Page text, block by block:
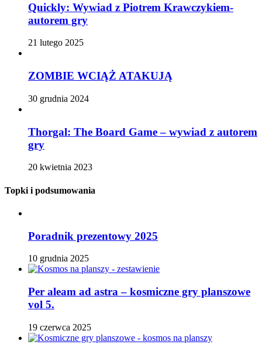
Quickly: Wywiad z Piotrem Krawczykiem-
autorem gry
21 lutego 2025
ZOMBIE WCIĄŻ ATAKUJĄ
30 grudnia 2024
Thorgal: The Board Game – wywiad z autorem
gry
20 kwietnia 2023
Topki i podsumowania
Poradnik prezentowy 2025
10 grudnia 2025
Per aleam ad astra – kosmiczne gry planszowe
vol 5.
19 czerwca 2025